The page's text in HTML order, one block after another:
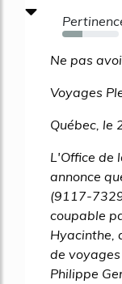
35%
Ne pas
Voyages
Québec, le
L'Office de
annonce
(9117-
coupable
Hyacinthe,
de
Philippe